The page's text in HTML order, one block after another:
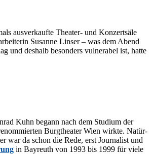
aus­ver­kauf­te Thea­ter- und Kon­zert­sä­le
Su­san­ne Lin­ser – was dem Abend
und des­halb be­son­ders vul­nerabel ist, hat­te
Kuhn be­gann nach dem Stu­di­um der
Burg­thea­ter Wien wirk­te. Na­tür­
war da schon die Rede, erst Jour­na­list und
in Bay­reuth von 1993 bis 1999 für vie­le